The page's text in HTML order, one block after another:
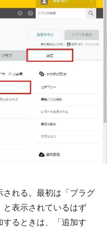
れる。最初は「プラグ
と表示されているはず
るときは、「追加す